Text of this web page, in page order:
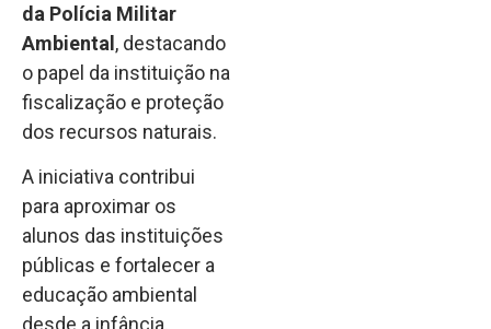
da Polícia Militar
Ambiental, destacando
o papel da instituição na
fiscalização e proteção
dos recursos naturais.
A iniciativa contribui
para aproximar os
alunos das instituições
públicas e fortalecer a
educação ambiental
desde a infância,